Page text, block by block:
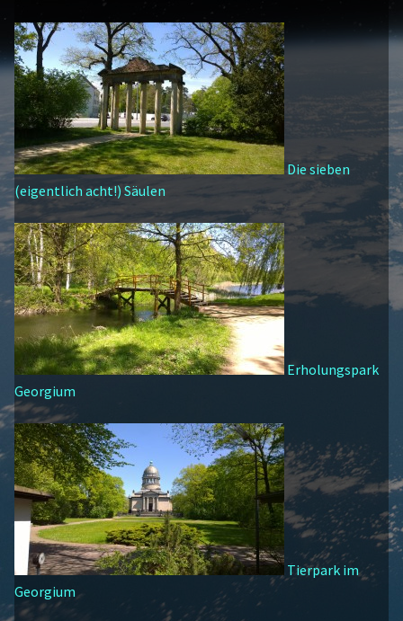
Die sieben
(eigentlich acht!) Säulen
Erholungspark
Georgium
Tierpark im
Georgium